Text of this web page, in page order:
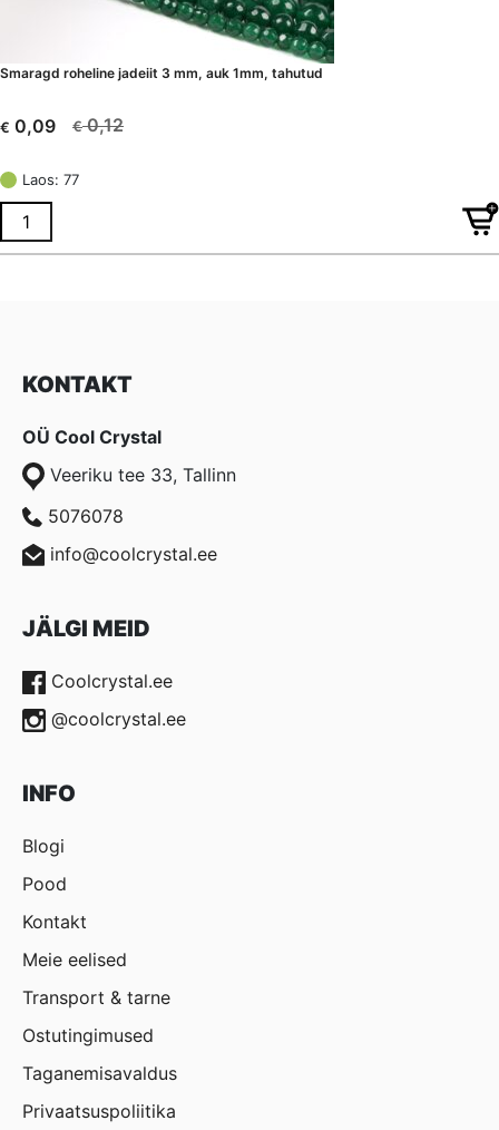
Smaragd roheline jadeiit 3 mm, auk 1mm, tahutud
€0,12
Algne
oli:
€ 0,12.
€ 0,09
Current
is:
€ 0,09.
Laos: 77
KONTAKT
OÜ Cool Crystal
Veeriku tee 33, Tallinn
5076078
info@coolcrystal.ee
JÄLGI MEID
Coolcrystal.ee
@coolcrystal.ee
INFO
Blogi
Pood
Kontakt
Meie eelised
Transport & tarne
Ostutingimused
Taganemisavaldus
Privaatsuspoliitika